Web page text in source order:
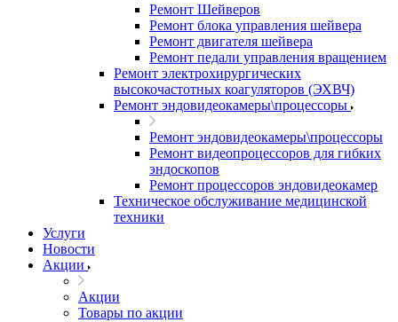
Ремонт Шейверов
Ремонт блока управления шейвера
Ремонт двигателя шейвера
Ремонт педали управления вращением
Ремонт электрохирургических
высокочастотных коагуляторов (ЭХВЧ)
Ремонт эндовидеокамеры\процессоры
Ремонт эндовидеокамеры\процессоры
Ремонт видеопроцессоров для гибких
эндоскопов
Ремонт процессоров эндовидеокамер
Техническое обслуживание медицинской
техники
Услуги
Новости
Акции
Акции
Товары по акции